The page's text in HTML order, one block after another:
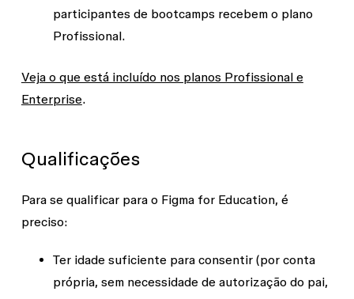
participantes de bootcamps recebem o plano
Profissional.
Veja o que está incluído nos planos Profissional e
Enterprise.
Qualificações
Para se qualificar para o Figma for Education, é
preciso:
Ter idade suficiente para consentir (por conta
própria, sem necessidade de autorização do pai,